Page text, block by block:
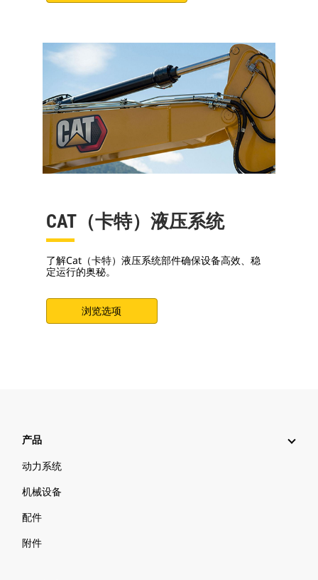
CAT（卡特）液压系统
了解Cat（卡特）液压系统部件确保设备高效、稳
定运行的奥秘。
浏览选项
产品
动力系统
机械设备
配件
附件